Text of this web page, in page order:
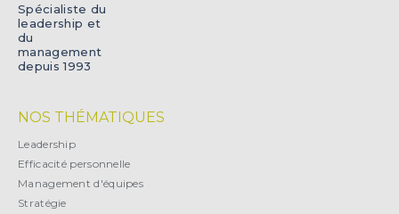
Spécialiste du
leadership et
du
management
depuis 1993
NOS THÉMATIQUES
Leadership
Efficacité personnelle
Management d'équipes
Stratégie